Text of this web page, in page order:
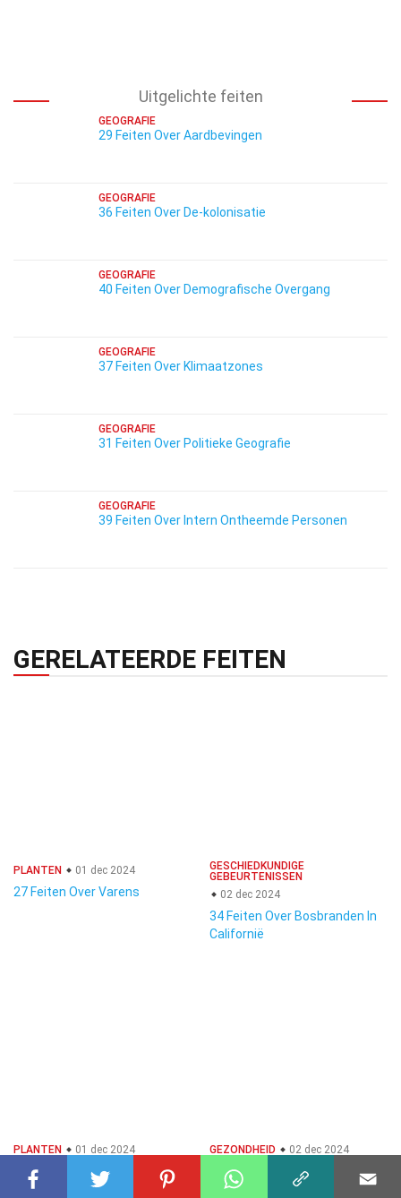
Uitgelichte feiten
GEOGRAFIE
29 Feiten Over Aardbevingen
GEOGRAFIE
36 Feiten Over De-kolonisatie
GEOGRAFIE
40 Feiten Over Demografische Overgang
GEOGRAFIE
37 Feiten Over Klimaatzones
GEOGRAFIE
31 Feiten Over Politieke Geografie
GEOGRAFIE
39 Feiten Over Intern Ontheemde Personen
GERELATEERDE FEITEN
PLANTEN 01 dec 2024
27 Feiten Over Varens
GESCHIEDKUNDIGE
GEBEURTENISSEN
02 dec 2024
34 Feiten Over Bosbranden In
Californië
PLANTEN 01 dec 2024
25 Feiten Over Bougainvillea
GEZONDHEID 02 dec 2024
39 Feiten Over COPD